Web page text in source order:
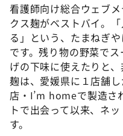
看護師向け総合ウェブ
クス麹がベストバイ。
る」という、たまねぎ
です。残り物の野菜で
げの下味に使えたりと
麹は、愛媛県に１店舗
店・I’m homeで製造さ
トで出会って以来、ネ
す。